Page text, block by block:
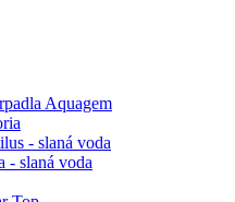
Aquagem
- slaná voda
- slaná voda